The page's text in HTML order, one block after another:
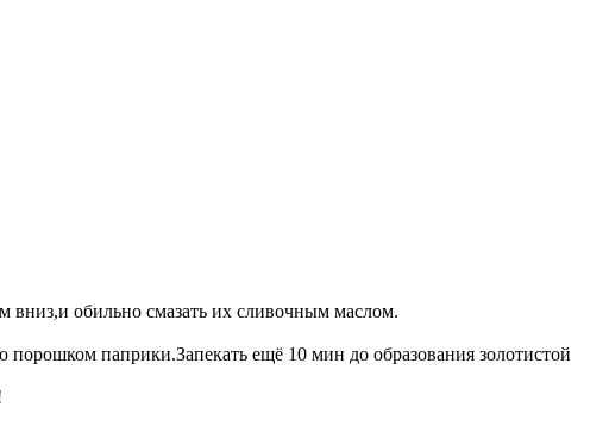
вниз,и обильно смазать их сливочным маслом.
паприки.Запекать ещё 10 мин до образования золотистой